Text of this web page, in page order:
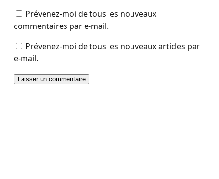
Prévenez-moi de tous les nouveaux
commentaires par e-mail.
Prévenez-moi de tous les nouveaux articles par
e-mail.